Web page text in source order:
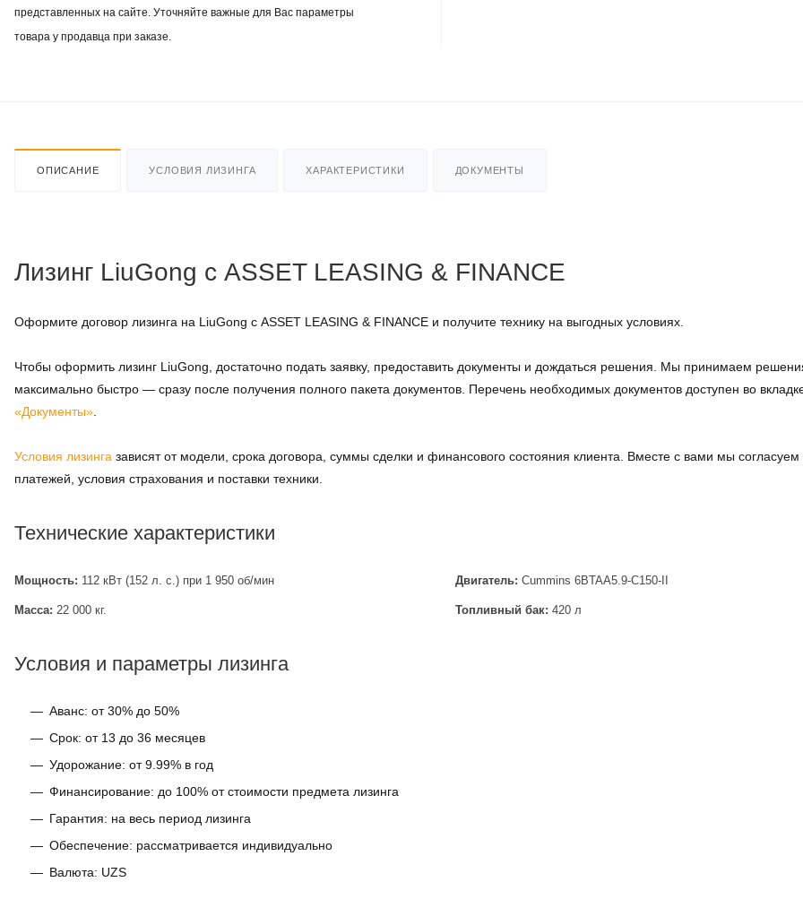
представленных на сайте. Уточняйте важные для Вас параметры
товара у продавца при заказе.
ОПИСАНИЕ УСЛОВИЯ ЛИЗИНГА ХАРАКТЕРИСТИКИ ДОКУМЕНТЫ
Лизинг LiuGong с ASSET LEASING & FINANCE
Оформите договор лизинга на LiuGong с ASSET LEASING & FINANCE и получите технику на выгодных условиях.
Чтобы оформить лизинг LiuGong, достаточно подать заявку, предоставить документы и дождаться решения. Мы принимаем
максимально быстро — сразу после получения полного пакета документов. Перечень необходимых документов доступен во
«Документы»
Условия лизинга зависят от модели, срока договора, суммы сделки и финансового состояния клиента. Вместе с вами мы согласуем
платежей, условия страхования и поставки техники.
Технические характеристики
Мощность: 112 кВт (152 л. с.) при 1 950 об/мин Двигатель: Cummins 6BTAA5.9-C150-II
Масса: 22 000 кг. Топливный бак: 420 л
Условия и параметры лизинга
Аванс: от 30% до 50%
Срок: от 13 до 36 месяцев
Удорожание: от 9.99% в год
Финансирование: до 100% от стоимости предмета лизинга
Гарантия: на весь период лизинга
Обеспечение: рассматривается индивидуально
Валюта: UZS